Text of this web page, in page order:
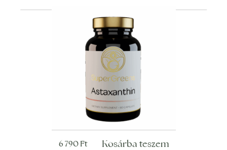
6 790Ft Kosárba teszem